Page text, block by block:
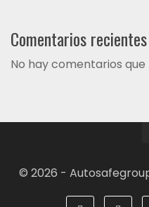
Comentarios recientes
No hay comentarios
© 2026 -